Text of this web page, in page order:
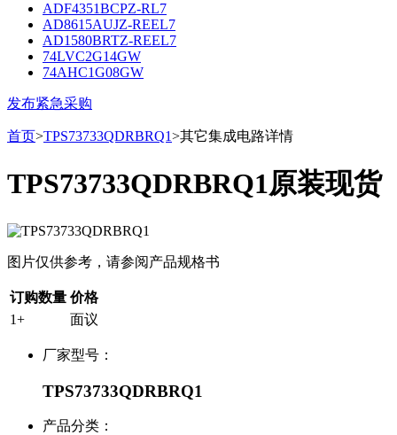
ADF4351BCPZ-RL7
AD8615AUJZ-REEL7
AD1580BRTZ-REEL7
74LVC2G14GW
74AHC1G08GW
发布紧急采购
首页>TPS73733QDRBRQ1>其它集成电路详情
TPS73733QDRBRQ1原装现货
图片仅供参考，请参阅产品规格书
订购数量 价格
1+
面议
厂家型号：
TPS73733QDRBRQ1
产品分类：